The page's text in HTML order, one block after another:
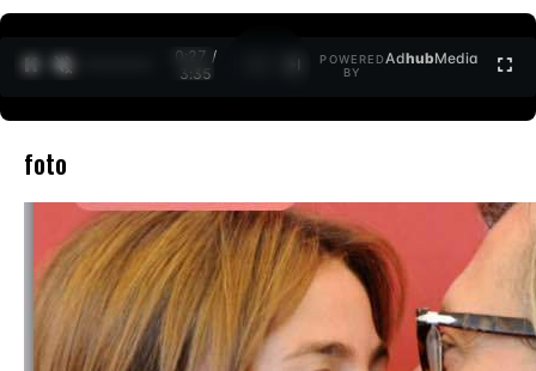
0:27 /
3:35
POWERED
BY
AdhubMedia
foto